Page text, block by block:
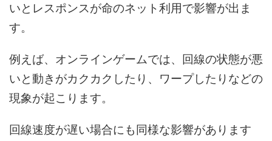
いとレスポンスが命のネット利用で影響が出ま
す。
例えば、オンラインゲームでは、回線の状態が悪
いと動きがカクカクしたり、ワープしたりなどの
現象が起こります。
回線速度が遅い場合にも同様な影響があります